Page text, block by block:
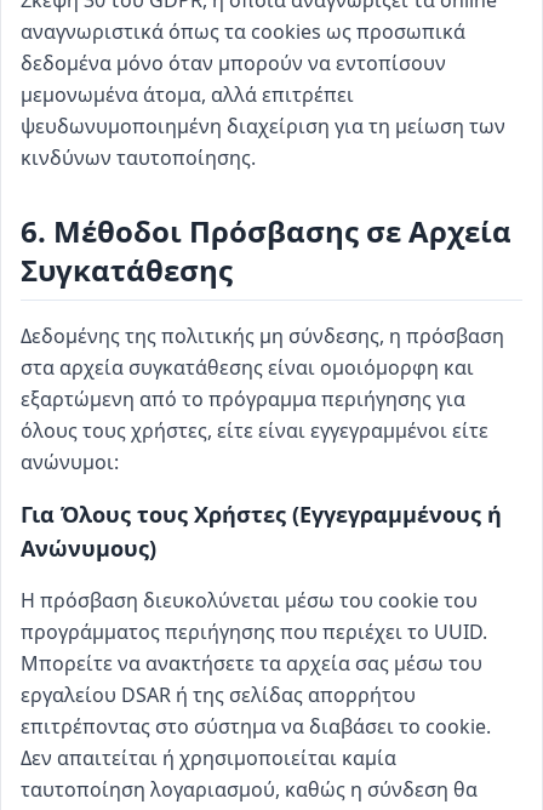
αναγνωριστικά όπως τα cookies ως προσωπικά
δεδομένα μόνο όταν μπορούν να εντοπίσουν
μεμονωμένα άτομα, αλλά επιτρέπει
ψευδωνυμοποιημένη διαχείριση για τη μείωση των
κινδύνων ταυτοποίησης.
6. Μέθοδοι Πρόσβασης σε Αρχεία
Συγκατάθεσης
Δεδομένης της πολιτικής μη σύνδεσης, η πρόσβαση
στα αρχεία συγκατάθεσης είναι ομοιόμορφη και
εξαρτώμενη από το πρόγραμμα περιήγησης για
όλους τους χρήστες, είτε είναι εγγεγραμμένοι είτε
ανώνυμοι:
Για Όλους τους Χρήστες (Εγγεγραμμένους ή
Ανώνυμους)
Η πρόσβαση διευκολύνεται μέσω του cookie του
προγράμματος περιήγησης που περιέχει το UUID.
Μπορείτε να ανακτήσετε τα αρχεία σας μέσω του
εργαλείου DSAR ή της σελίδας απορρήτου
επιτρέποντας στο σύστημα να διαβάσει το cookie.
Δεν απαιτείται ή χρησιμοποιείται καμία
ταυτοποίηση λογαριασμού, καθώς η σύνδεση θα